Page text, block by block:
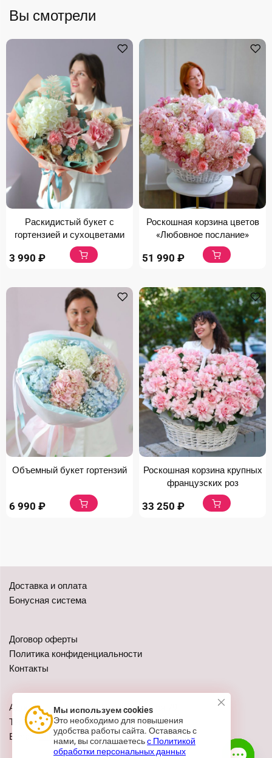
Вы смотрели
Раскидистый букет с
гортензией и сухоцветами
3 990 ₽
Роскошная корзина цветов
«Любовное послание»
51 990 ₽
Объемный букет гортензий
6 990 ₽
Роскошная корзина крупных
французских роз
33 250 ₽
Доставка и оплата
Бонусная система
Договор оферты
Политика конфиденциальности
Контакты
Адреса: г. Казань, ул. Чистопольская 79
Телефон:+7 (962) 555-41-02
E-mail:zakaz@festivalshop.ru
Мы используем cookies
Это необходимо для повышения
удобства работы сайта. Оставаясь с
нами, вы соглашаетесьс Политикой
обработки персональных данных